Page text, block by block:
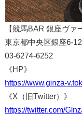
【競馬BAR 銀座ヴァ
東京都中央区銀座6-
03-6274-6252
《HP》
https://www.ginza-
《X（旧Twitter）》
https://twitter.com/